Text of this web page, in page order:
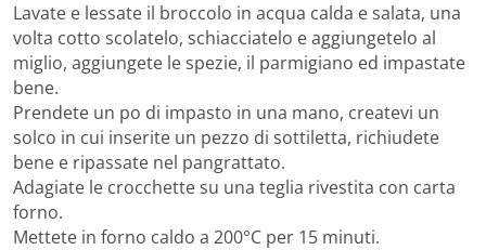
Lavate e lessate il broccolo in acqua calda e salata, una
volta cotto scolatelo, schiacciatelo e aggiungetelo al
miglio, aggiungete le spezie, il parmigiano ed impastate
bene.
Prendete un po di impasto in una mano, createvi un
solco in cui inserite un pezzo di sottiletta, richiudete
bene e ripassate nel pangrattato.
Adagiate le crocchette su una teglia rivestita con carta
forno.
Mettete in forno caldo a 200°C per 15 minuti.